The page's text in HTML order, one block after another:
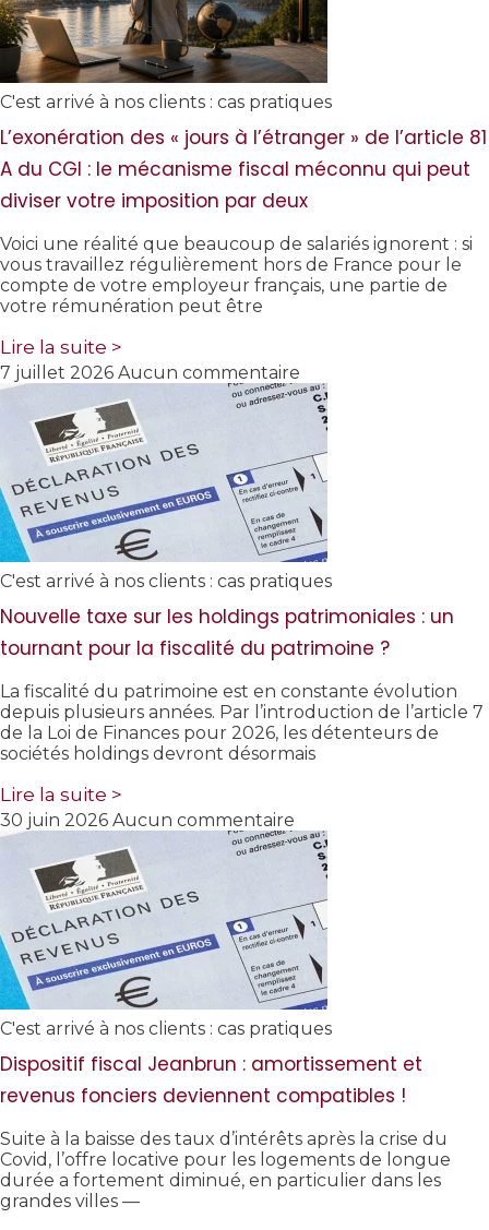
C'est arrivé à nos clients : cas pratiques
L’exonération des « jours à l’étranger » de l’article 81
A du CGI : le mécanisme fiscal méconnu qui peut
diviser votre imposition par deux
Voici une réalité que beaucoup de salariés ignorent : si
vous travaillez régulièrement hors de France pour le
compte de votre employeur français, une partie de
votre rémunération peut être
Lire la suite >
7 juillet 2026 Aucun commentaire
C'est arrivé à nos clients : cas pratiques
Nouvelle taxe sur les holdings patrimoniales : un
tournant pour la fiscalité du patrimoine ?
La fiscalité du patrimoine est en constante évolution
depuis plusieurs années. Par l’introduction de l’article 7
de la Loi de Finances pour 2026, les détenteurs de
sociétés holdings devront désormais
Lire la suite >
30 juin 2026 Aucun commentaire
C'est arrivé à nos clients : cas pratiques
Dispositif fiscal Jeanbrun : amortissement et
revenus fonciers deviennent compatibles !
Suite à la baisse des taux d’intérêts après la crise du
Covid, l’offre locative pour les logements de longue
durée a fortement diminué, en particulier dans les
grandes villes —